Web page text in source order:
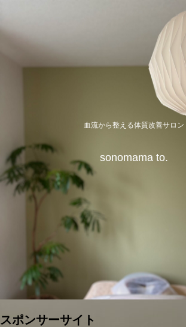
血流から整える体質改善サロン
sonomama to.
スポンサーサイト